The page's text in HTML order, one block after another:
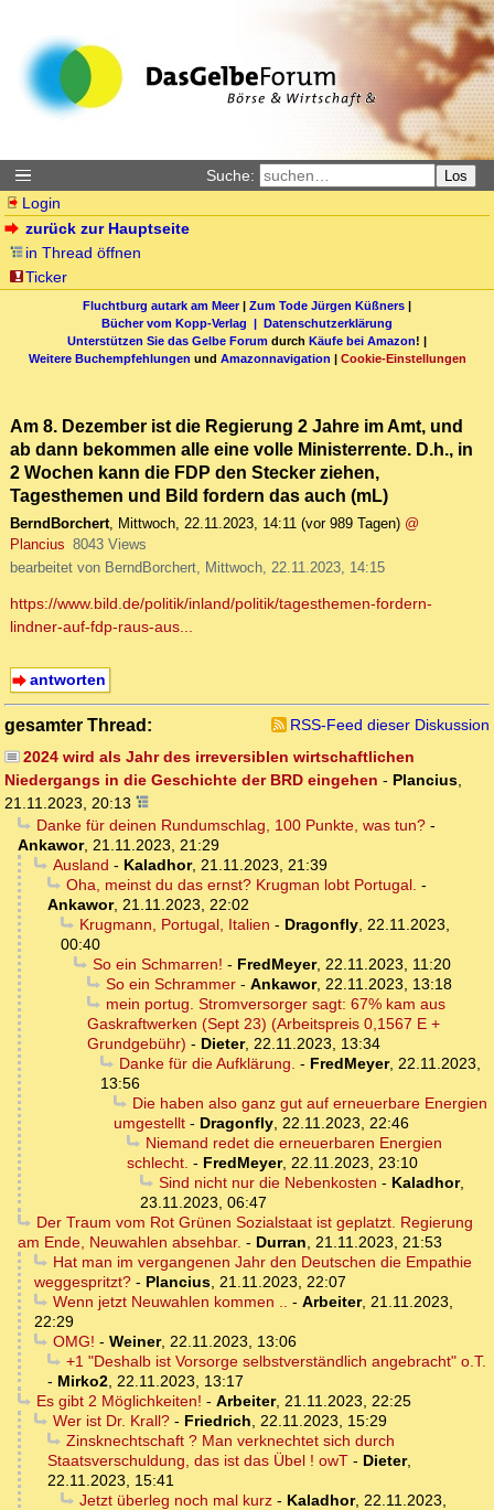
Suche: Los
Login
zurück zur Hauptseite
in Thread öffnen
Ticker
Fluchtburg autark am Meer| Zum Tode Jürgen Küßners |
Bücher vom Kopp-Verlag | Datenschutzerklärung
Unterstützen Sie das Gelbe Forum durch Käufe bei Amazon! |
Weitere Buchempfehlungen und Amazonnavigation | Cookie-Einstellungen
Am 8. Dezember ist die Regierung 2 Jahre im Amt, und
ab dann bekommen alle eine volle Ministerrente. D.h., in
2 Wochen kann die FDP den Stecker ziehen,
Tagesthemen und Bild fordern das auch (mL)
BerndBorchert, Mittwoch, 22.11.2023, 14:11 (vor 989 Tagen) @
Plancius 8043 Views
bearbeitet von BerndBorchert, Mittwoch, 22.11.2023, 14:15
https://www.bild.de/politik/inland/politik/tagesthemen-fordern-
lindner-auf-fdp-raus-aus...
antworten
gesamter Thread:
RSS-Feed dieser Diskussion
2024 wird als Jahr des irreversiblen wirtschaftlichen
Niedergangs in die Geschichte der BRD eingehen - Plancius,
21.11.2023, 20:13
Danke für deinen Rundumschlag, 100 Punkte, was tun?-
Ankawor, 21.11.2023, 21:29
Ausland - Kaladhor, 21.11.2023, 21:39
Oha, meinst du das ernst? Krugman lobt Portugal. -
Ankawor, 21.11.2023, 22:02
Krugmann, Portugal, Italien - Dragonfly, 22.11.2023,
00:40
So ein Schmarren! - FredMeyer, 22.11.2023, 11:20
So ein Schrammer- Ankawor, 22.11.2023, 13:18
mein portug. Stromversorger sagt: 67% kam aus
Gaskraftwerken (Sept 23) (Arbeitspreis 0,1567 E +
Grundgebühr) - Dieter, 22.11.2023, 13:34
Danke für die Aufklärung. - FredMeyer, 22.11.2023,
13:56
Die haben also ganz gut auf erneuerbare Energien
umgestellt - Dragonfly, 22.11.2023, 22:46
Niemand redet die erneuerbaren Energien
schlecht. - FredMeyer, 22.11.2023, 23:10
Sind nicht nur die Nebenkosten - Kaladhor,
23.11.2023, 06:47
Der Traum vom Rot Grünen Sozialstaat ist geplatzt. Regierung
am Ende, Neuwahlen absehbar. - Durran, 21.11.2023, 21:53
Hat man im vergangenen Jahr den Deutschen die Empathie
weggespritzt? - Plancius, 21.11.2023, 22:07
Wenn jetzt Neuwahlen kommen .. - Arbeiter, 21.11.2023,
22:29
OMG! - Weiner, 22.11.2023, 13:06
+1 "Deshalb ist Vorsorge selbstverständlich angebracht" o.T.
- Mirko2, 22.11.2023, 13:17
Es gibt 2 Möglichkeiten! - Arbeiter, 21.11.2023, 22:25
Wer ist Dr. Krall?- Friedrich, 22.11.2023, 15:29
Zinsknechtschaft ? Man verknechtet sich durch
Staatsverschuldung, das ist das Übel ! owT - Dieter,
22.11.2023, 15:41
Jetzt überleg noch mal kurz- Kaladhor, 22.11.2023,